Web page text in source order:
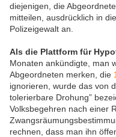
diejenigen, die
mitteilen, ausdrücklich in
Polizeigewalt an.
Als die Plattform für
Monaten ankündigte, man
Abgeordneten merken, die
ignorieren, wurde das von
tolerierbare Drohung”
Volksbegehren nach einer
rechnen, dass man ihn